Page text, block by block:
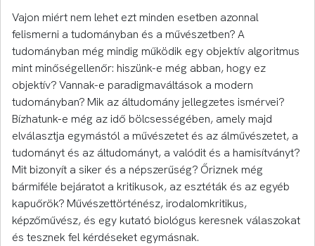
Vajon miért nem lehet ezt minden esetben azonnal
felismerni a tudományban és a művészetben? A
tudományban még mindig működik egy objektív algoritmus
mint minőségellenőr: hiszünk-e még abban, hogy ez
objektív? Vannak-e paradigmaváltások a modern
tudományban? Mik az áltudomány jellegzetes ismérvei?
Bízhatunk-e még az idő bölcsességében, amely majd
elválasztja egymástól a művészetet és az álművészetet, a
tudományt és az áltudományt, a valódit és a hamisítványt?
Mit bizonyít a siker és a népszerűség? Őriznek még
bármiféle bejáratot a kritikusok, az esztéták és az egyéb
kapuőrök? Művészettörténész, irodalomkritikus,
képzőművész, és egy kutató biológus keresnek válaszokat
és tesznek fel kérdéseket egymásnak.